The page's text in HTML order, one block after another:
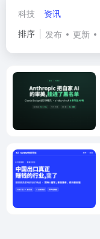
科技
资讯
排序
发布 更新